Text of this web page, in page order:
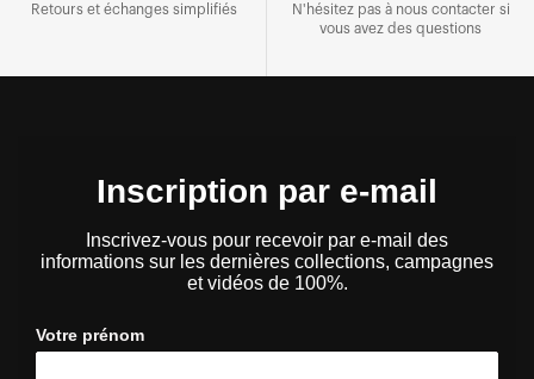
Retours et échanges simplifiés
N'hésitez pas à nous contacter si
vous avez des questions
Inscription par e-mail
Inscrivez-vous pour recevoir par e-mail des
informations sur les dernières collections, campagnes
et vidéos de 100%.
Votre prénom